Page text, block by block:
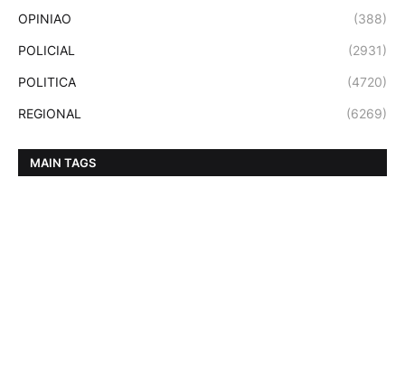
OPINIAO (388)
POLICIAL (2931)
POLITICA (4720)
REGIONAL (6269)
MAIN TAGS